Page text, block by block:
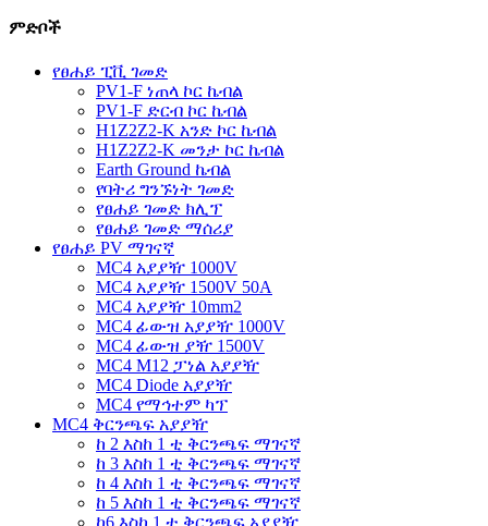
ምድቦች
የፀሐይ ፒቪ ገመድ
PV1-F ነጠላ ኮር ኬብል
PV1-F ድርብ ኮር ኬብል
H1Z2Z2-K አንድ ኮር ኬብል
H1Z2Z2-K መንታ ኮር ኬብል
Earth Ground ኬብል
የባትሪ ግንኙነት ገመድ
የፀሐይ ገመድ ክሊፕ
የፀሐይ ገመድ ማሰሪያ
የፀሐይ PV ማገናኛ
MC4 አያያዥ 1000V
MC4 አያያዥ 1500V 50A
MC4 አያያዥ 10mm2
MC4 ፊውዝ አያያዥ 1000V
MC4 ፊውዝ ያዥ 1500V
MC4 M12 ፓነል አያያዥ
MC4 Diode አያያዥ
MC4 የማኅተም ካፕ
MC4 ቅርንጫፍ አያያዥ
ከ 2 እስከ 1 ቲ ቅርንጫፍ ማገናኛ
ከ 3 እስከ 1 ቲ ቅርንጫፍ ማገናኛ
ከ 4 እስከ 1 ቲ ቅርንጫፍ ማገናኛ
ከ 5 እስከ 1 ቲ ቅርንጫፍ ማገናኛ
ከ6 እስከ 1 ቲ ቅርንጫፍ አያያዥ